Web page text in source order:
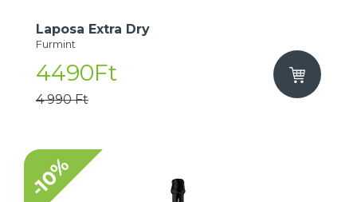
Laposa Extra Dry
Furmint
4490Ft
4 990 Ft
-10%